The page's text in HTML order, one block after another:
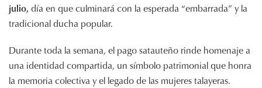
julio, día en que culminará con la esperada “embarrada” y la
tradicional ducha popular.
Durante toda la semana, el pago satauteño rinde homenaje a
una identidad compartida, un símbolo patrimonial que honra
la memoria colectiva y el legado de las mujeres talayeras.